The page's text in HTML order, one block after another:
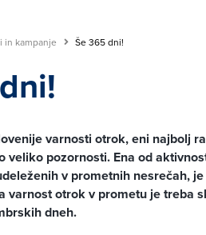
in kampanje Še 365 dni!
varnosti otrok, eni najbolj
veliko pozornosti. Ena od
v prometnih nesrečah,
varnost otrok v prometu je treba
dneh.